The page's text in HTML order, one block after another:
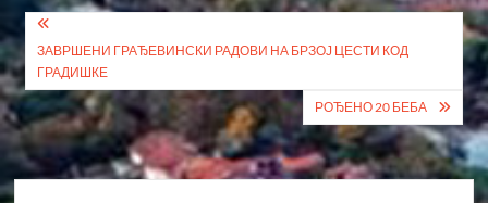
Кретање
чланка
ЗАВРШЕНИ ГРАЂЕВИНСКИ РАДОВИ НА БРЗОЈ ЦЕСТИ КОД
ГРАДИШКЕ
РОЂЕНО 20 БЕБА